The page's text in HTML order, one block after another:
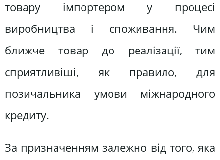
товару імпортером у процесі
виробництва і споживання. Чим
ближче товар до реалізації, тим
сприятливіші, як правило, для
позичальника умови міжнародного
кредиту.
За призначенням залежно від того, яка